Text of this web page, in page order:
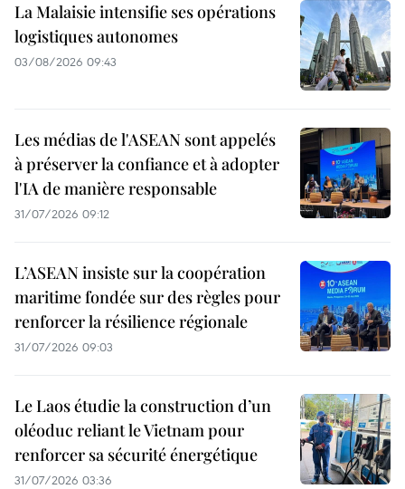
La Malaisie intensifie ses opérations
logistiques autonomes
03/08/2026 09:43
Les médias de l'ASEAN sont appelés
à préserver la confiance et à adopter
l'IA de manière responsable
31/07/2026 09:12
L’ASEAN insiste sur la coopération
maritime fondée sur des règles pour
renforcer la résilience régionale
31/07/2026 09:03
Le Laos étudie la construction d’un
oléoduc reliant le Vietnam pour
renforcer sa sécurité énergétique
31/07/2026 03:36